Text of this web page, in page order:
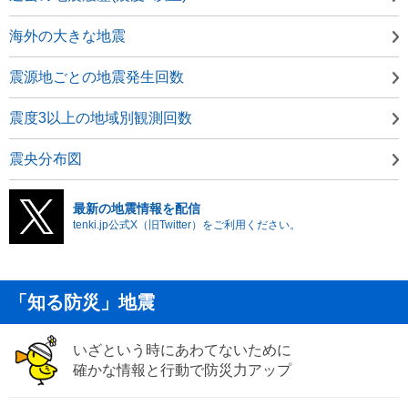
海外の大きな地震
震源地ごとの地震発生回数
震度3以上の地域別観測回数
震央分布図
最新の地震情報を配信
tenki.jp公式X（旧Twitter）をご利用ください。
「知る防災」地震
いざという時にあわてないために
確かな情報と行動で防災力アップ